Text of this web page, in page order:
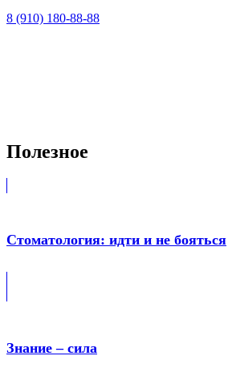
8 (910) 180-88-88
Полезное
Стоматология: идти и не бояться
Знание – сила